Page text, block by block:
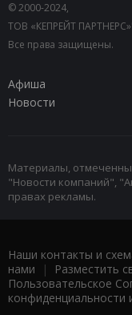
© 2000-2024,
ТОВ «КЕПРЕЙТ
Все права защищены.
Афиша
Новости
Материалы,
"Новости компаний",
правах рекламы.
Наши контакты и
нами | Разместить
Пользовательское
конфиденциальности